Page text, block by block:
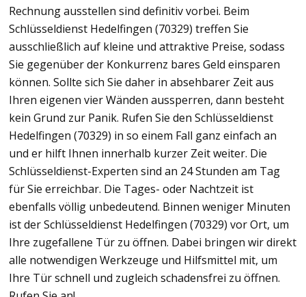
Rechnung ausstellen sind definitiv vorbei. Beim
Schlüsseldienst Hedelfingen (70329) treffen Sie
ausschließlich auf kleine und attraktive Preise, sodass
Sie gegenüber der Konkurrenz bares Geld einsparen
können. Sollte sich Sie daher in absehbarer Zeit aus
Ihren eigenen vier Wänden aussperren, dann besteht
kein Grund zur Panik. Rufen Sie den Schlüsseldienst
Hedelfingen (70329) in so einem Fall ganz einfach an
und er hilft Ihnen innerhalb kurzer Zeit weiter. Die
Schlüsseldienst-Experten sind an 24 Stunden am Tag
für Sie erreichbar. Die Tages- oder Nachtzeit ist
ebenfalls völlig unbedeutend. Binnen weniger Minuten
ist der Schlüsseldienst Hedelfingen (70329) vor Ort, um
Ihre zugefallene Tür zu öffnen. Dabei bringen wir direkt
alle notwendigen Werkzeuge und Hilfsmittel mit, um
Ihre Tür schnell und zugleich schadensfrei zu öffnen.